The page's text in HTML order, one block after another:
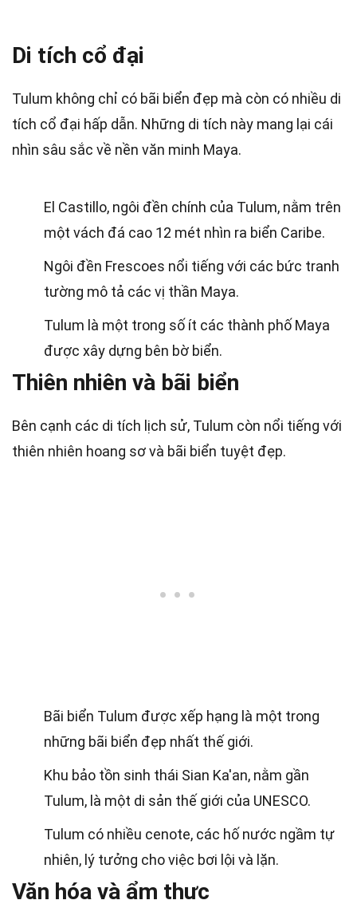
Di tích cổ đại
Tulum không chỉ có bãi biển đẹp mà còn có nhiều di
tích cổ đại hấp dẫn. Những di tích này mang lại cái
nhìn sâu sắc về nền văn minh Maya.
El Castillo, ngôi đền chính của Tulum, nằm trên
một vách đá cao 12 mét nhìn ra biển Caribe.
Ngôi đền Frescoes nổi tiếng với các bức tranh
tường mô tả các vị thần Maya.
Tulum là một trong số ít các thành phố Maya
được xây dựng bên bờ biển.
Thiên nhiên và bãi biển
Bên cạnh các di tích lịch sử, Tulum còn nổi tiếng với
thiên nhiên hoang sơ và bãi biển tuyệt đẹp.
Bãi biển Tulum được xếp hạng là một trong
những bãi biển đẹp nhất thế giới.
Khu bảo tồn sinh thái Sian Ka'an, nằm gần
Tulum, là một di sản thế giới của UNESCO.
Tulum có nhiều cenote, các hố nước ngầm tự
nhiên, lý tưởng cho việc bơi lội và lặn.
Văn hóa và ẩm thực